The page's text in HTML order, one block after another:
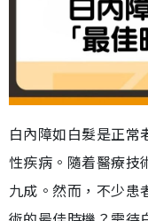
白內障如白髮是正常
性疾病。隨着醫療技
九成。然而，不少患